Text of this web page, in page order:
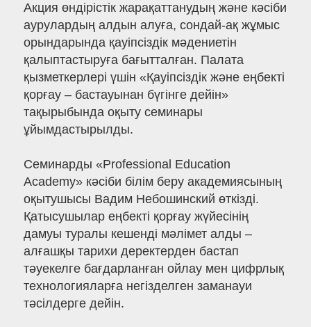
Акция өндірістік жарақаттанудың және кәсіби
аурулардың алдын алуға, сондай-ақ жұмыс
орындарында қауіпсіздік мәдениетін
қалыптастыруға бағытталған. Палата
қызметкерлері үшін «Қауіпсіздік және еңбекті
қорғау – бастауынан бүгінге дейін»
тақырыбында оқыту семинары
ұйымдастырылды.
Семинарды «Professional Education
Academy» кәсіби білім беру академиясының
оқытушысы Вадим Небошинский өткізді.
Қатысушылар еңбекті қорғау жүйесінің
дамуы туралы кешенді мәлімет алды –
алғашқы тарихи деректерден бастап
тәуекелге бағдарланған ойлау мен цифрлық
технологияларға негізделген заманауи
тәсілдерге дейін.